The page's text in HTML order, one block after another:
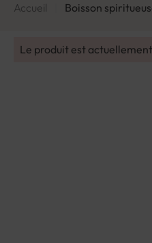
Accueil Boisson
Le produit est